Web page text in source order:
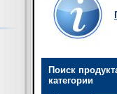
Поиск
категории